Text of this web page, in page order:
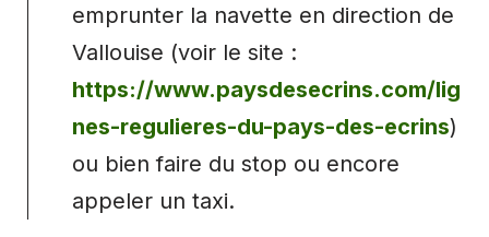
emprunter la navette en direction de
Vallouise (voir le site :
https://www.paysdesecrins.com/lig
nes-regulieres-du-pays-des-ecrins)
ou bien faire du stop ou encore
appeler un taxi.